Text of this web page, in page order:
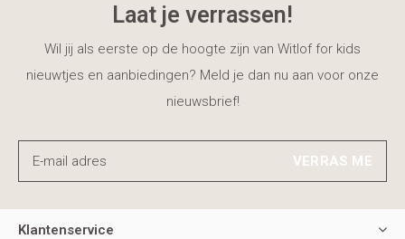
Laat je verrassen!
Wil jij als eerste op de hoogte zijn van Witlof for kids
nieuwtjes en aanbiedingen? Meld je dan nu aan voor onze
nieuwsbrief!
VERRAS ME
Klantenservice